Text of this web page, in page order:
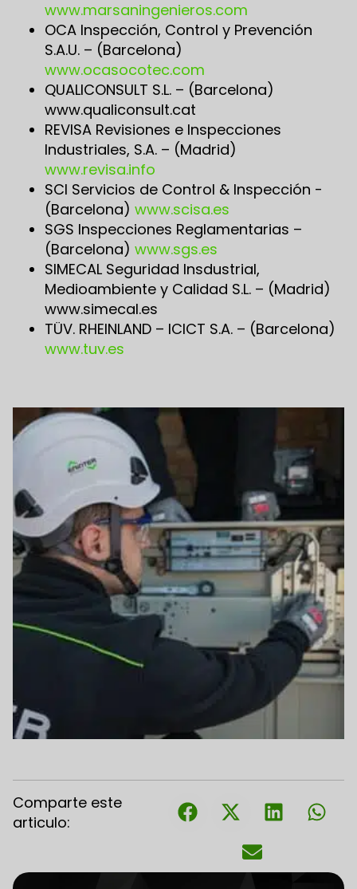
www.marsaningenieros.com
OCA Inspección, Control y Prevención
S.A.U. – (Barcelona)
www.ocasocotec.com
QUALICONSULT S.L. – (Barcelona)
www.qualiconsult.cat
REVISA Revisiones e Inspecciones
Industriales, S.A. – (Madrid)
www.revisa.info
SCI Servicios de Control & Inspección -
(Barcelona) www.scisa.es
SGS Inspecciones Reglamentarias –
(Barcelona) www.sgs.es
SIMECAL Seguridad Insdustrial,
Medioambiente y Calidad S.L. – (Madrid)
www.simecal.es
TÜV. RHEINLAND – ICICT S.A. – (Barcelona)
www.tuv.es
Comparte este
articulo: